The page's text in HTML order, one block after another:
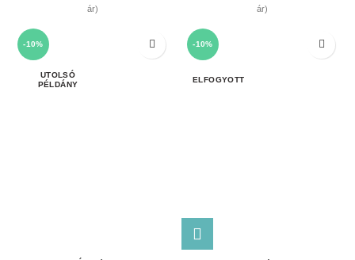
ár)
ár)
-10% -10%
ELFOGYOTT